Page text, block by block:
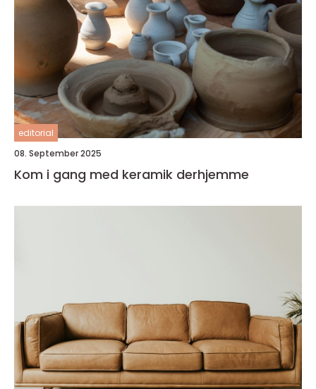
editorial
08. September 2025
Kom i gang med keramik derhjemme